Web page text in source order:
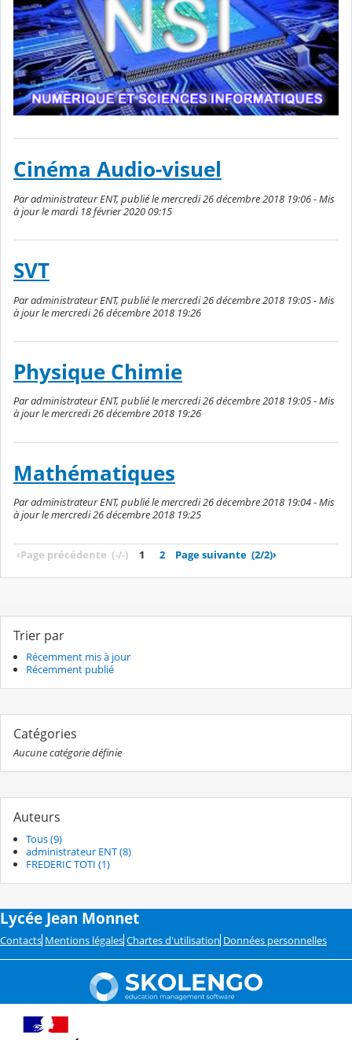
Cinéma Audio-visuel
Par administrateur ENT, publié le mercredi 26 décembre 2018 19:06 - Mis
à jour le mardi 18 février 2020 09:15
SVT
Par administrateur ENT, publié le mercredi 26 décembre 2018 19:05 - Mis
à jour le mercredi 26 décembre 2018 19:26
Physique Chimie
Par administrateur ENT, publié le mercredi 26 décembre 2018 19:05 - Mis
à jour le mercredi 26 décembre 2018 19:26
Mathématiques
Par administrateur ENT, publié le mercredi 26 décembre 2018 19:04 - Mis
à jour le mercredi 26 décembre 2018 19:25
‹Page précédente (-/-) 1 2 Page suivante (2/2)›
Trier par
Récemment mis à jour
Récemment publié
Catégories
Aucune catégorie définie
Auteurs
Tous (9)
administrateur ENT (8)
FREDERIC TOTI (1)
Lycée Jean Monnet
Contacts Mentions légales Chartes d'utilisation Données personnelles